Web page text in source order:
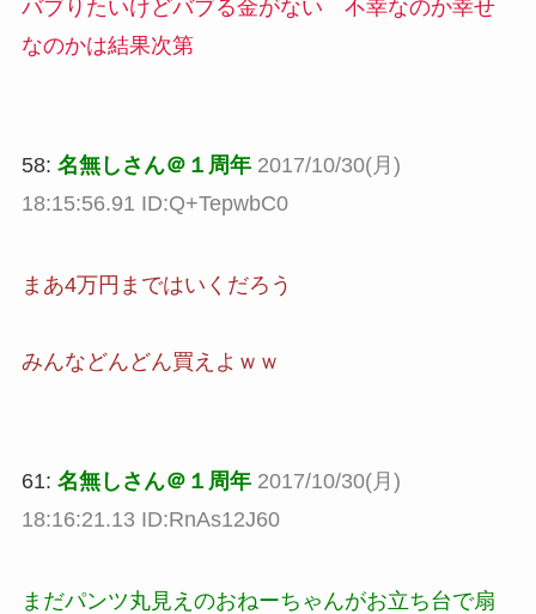
バブりたいけどバブる金がない 不幸なのか幸せ
なのかは結果次第
58: 名無しさん＠１周年 2017/10/30(月)
18:15:56.91 ID:Q+TepwbC0
まあ4万円まではいくだろう
みんなどんどん買えよｗｗ
61: 名無しさん＠１周年 2017/10/30(月)
18:16:21.13 ID:RnAs12J60
まだパンツ丸見えのおねーちゃんがお立ち台で扇